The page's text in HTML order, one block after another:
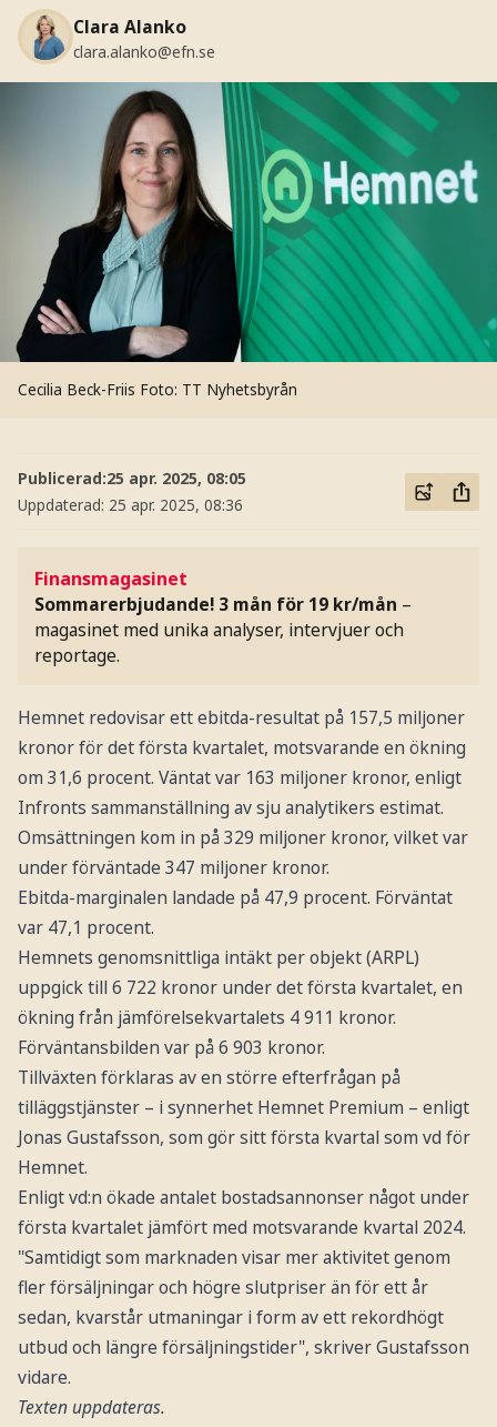
Clara Alanko
clara.alanko@efn.se
Cecilia Beck-Friis Foto: TT Nyhetsbyrån
Publicerad:25 apr. 2025, 08:05
Uppdaterad: 25 apr. 2025, 08:36
Finansmagasinet
Sommarerbjudande! 3 mån för 19 kr/mån –
magasinet med unika analyser, intervjuer och
reportage.
Hemnet redovisar ett ebitda-resultat på 157,5 miljoner
kronor för det första kvartalet, motsvarande en ökning
om 31,6 procent. Väntat var 163 miljoner kronor, enligt
Infronts sammanställning av sju analytikers estimat.
Omsättningen kom in på 329 miljoner kronor, vilket var
under förväntade 347 miljoner kronor.
Ebitda-marginalen landade på 47,9 procent. Förväntat
var 47,1 procent.
Hemnets genomsnittliga intäkt per objekt (ARPL)
uppgick till 6 722 kronor under det första kvartalet, en
ökning från jämförelsekvartalets 4 911 kronor.
Förväntansbilden var på 6 903 kronor.
Tillväxten förklaras av en större efterfrågan på
tilläggstjänster – i synnerhet Hemnet Premium – enligt
Jonas Gustafsson, som gör sitt första kvartal som vd för
Hemnet.
Enligt vd:n ökade antalet bostadsannonser något under
första kvartalet jämfört med motsvarande kvartal 2024.
"Samtidigt som marknaden visar mer aktivitet genom
fler försäljningar och högre slutpriser än för ett år
sedan, kvarstår utmaningar i form av ett rekordhögt
utbud och längre försäljningstider", skriver Gustafsson
vidare.
Texten uppdateras.